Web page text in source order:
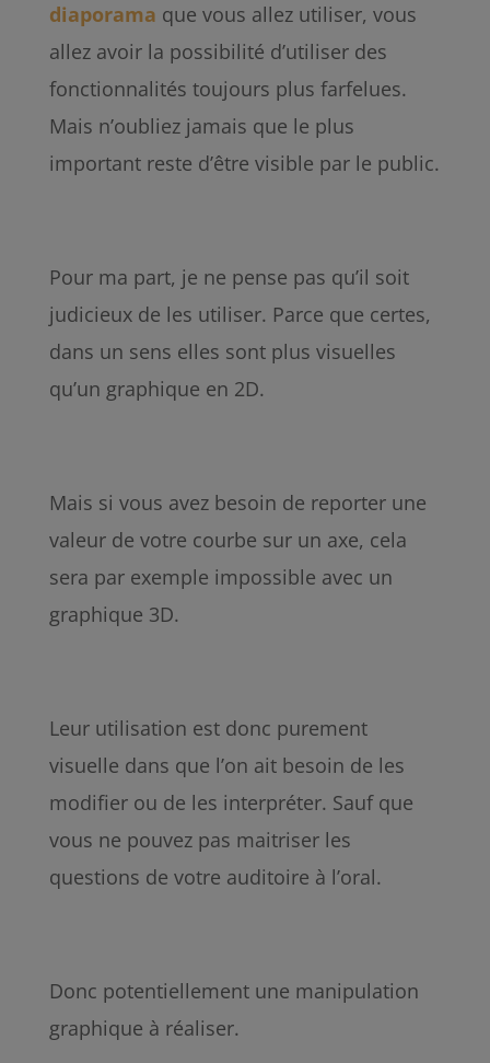
diaporama que vous allez utiliser, vous
allez avoir la possibilité d’utiliser des
fonctionnalités toujours plus farfelues.
Mais n’oubliez jamais que le plus
important reste d’être visible par le public.
Pour ma part, je ne pense pas qu’il soit
judicieux de les utiliser. Parce que certes,
dans un sens elles sont plus visuelles
qu’un graphique en 2D.
Mais si vous avez besoin de reporter une
valeur de votre courbe sur un axe, cela
sera par exemple impossible avec un
graphique 3D.
Leur utilisation est donc purement
visuelle dans que l’on ait besoin de les
modifier ou de les interpréter. Sauf que
vous ne pouvez pas maitriser les
questions de votre auditoire à l’oral.
Donc potentiellement une manipulation
graphique à réaliser.